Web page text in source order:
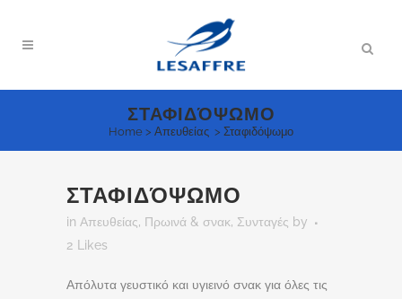
ΣΤΑΦΙΔΌΨΩΜΟ
Home > Απευθείας > Σταφιδόψωμο
ΣΤΑΦΙΔΌΨΩΜΟ
in Απευθείας, Πρωινά & σνακ, Συνταγές by
2
Likes
Απόλυτα γευστικό και υγιεινό σνακ για όλες τις